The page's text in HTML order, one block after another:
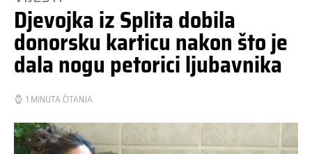
Djevojka iz Splita dobila
donorsku karticu nakon što je
dala nogu petorici ljubavnika
1 MINUTA ČITANJA